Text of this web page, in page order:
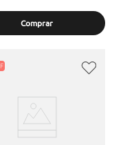
Comprar